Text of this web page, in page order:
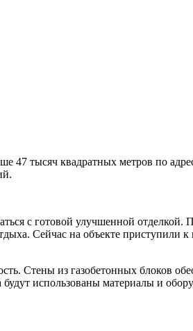
тысяч квадратных метров по
с готовой улучшенной отделкой.
Сейчас на объекте приступили к
Стены из газобетонных блоков
использованы материалы и